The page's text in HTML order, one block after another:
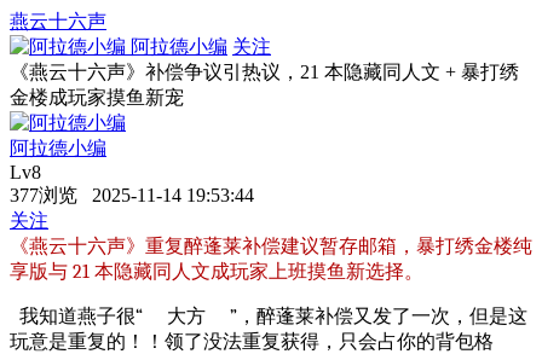
燕云十六声
阿拉德小编 关注
《燕云十六声》补偿争议引热议，21 本隐藏同人文 + 暴打绣
金楼成玩家摸鱼新宠
阿拉德小编
Lv8
377浏览 2025-11-14 19:53:44
关注
《燕云十六声》重复醉蓬莱补偿建议暂存邮箱，暴打绣金楼纯
享版与 21 本隐藏同人文成玩家上班摸鱼新选择。
我知道燕子很“ 大方 ”，醉蓬莱补偿又发了一次，但是这
玩意是重复的！！领了没法重复获得，只会占你的背包格